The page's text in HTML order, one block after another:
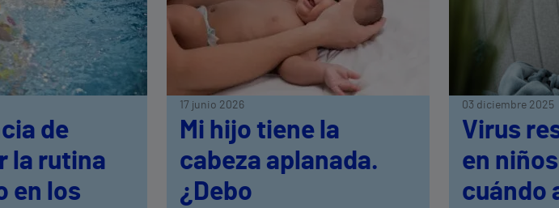
de
la rutina
en los
17 junio 2026
Mi hijo tiene la
cabeza aplanada.
¿Debo
03 diciembre 2025
Virus
en
cuándo